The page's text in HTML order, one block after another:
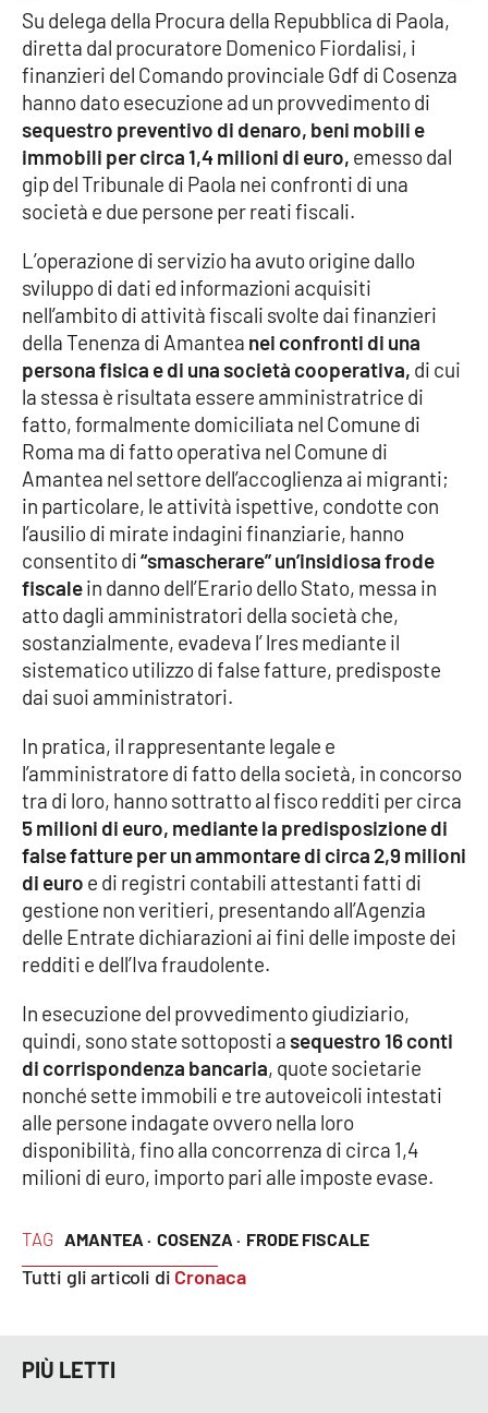
Editoriali
VIDEO
Ambiente
Cronaca
Cultura
Economia e Lavoro
Politica
Sanità
Società
Sport
RUBRICHE
Good Morning Vietnam
Leggendo Alvaro insieme
Imprese Di Calabria
Le perfidie di Antonella Grippo
Venti di comunicazione
STREAMING
LaC TV
LaC Network
LaC OnAir
EDIZIONI
LOCALI
Crotone
TAG AMANTEA · COSENZA · FRODE FISCALE
Tutti gli articoli di Cronaca
Su delega della Procura della Repubblica di Paola,
diretta dal procuratore Domenico Fiordalisi, i
finanzieri del Comando provinciale Gdf di Cosenza
hanno dato esecuzione ad un provvedimento di
sequestro preventivo di denaro, beni mobili e
immobili per circa 1,4 milioni di euro, emesso dal
gip del Tribunale di Paola nei confronti di una
società e due persone per reati fiscali.
L’operazione di servizio ha avuto origine dallo
sviluppo di dati ed informazioni acquisiti
nell’ambito di attività fiscali svolte dai finanzieri
della Tenenza di Amantea nei confronti di una
persona fisica e di una società cooperativa, di cui
la stessa è risultata essere amministratrice di
fatto, formalmente domiciliata nel Comune di
Roma ma di fatto operativa nel Comune di
Amantea nel settore dell’accoglienza ai migranti;
in particolare, le attività ispettive, condotte con
l’ausilio di mirate indagini finanziarie, hanno
consentito di“smascherare” un’insidiosa frode
fiscalein danno dell’Erario dello Stato, messa in
atto dagli amministratori della società che,
sostanzialmente, evadeva l’ lres mediante il
sistematico utilizzo di false fatture, predisposte
dai suoi amministratori.
In pratica, il rappresentante legale e
l’amministratore di fatto della società, in concorso
tra di loro, hanno sottratto al fisco redditi per circa
5 milioni di euro, mediante la predisposizione di
false fatture per un ammontare di circa 2,9 milioni
di euro e di registri contabili attestanti fatti di
gestione non veritieri, presentando all’Agenzia
delle Entrate dichiarazioni ai fini delle imposte dei
redditi e dell’Iva fraudolente.
In esecuzione del provvedimento giudiziario,
quindi, sono state sottoposti asequestro 16 conti
di corrispondenza bancaria, quote societarie
nonché sette immobili e tre autoveicoli intestati
alle persone indagate ovvero nella loro
disponibilità, fino alla concorrenza di circa 1,4
milioni di euro, importo pari alle imposte evase.
PIÙ LETTI